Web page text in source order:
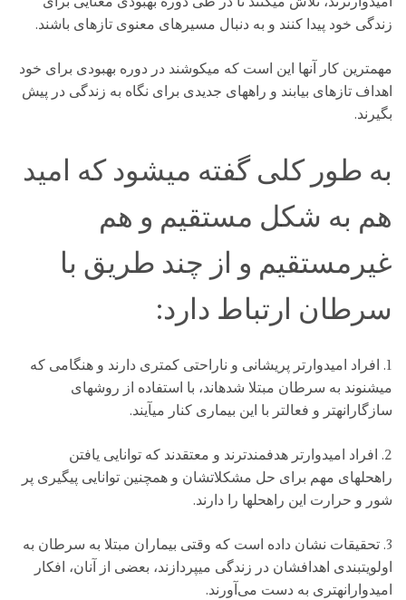
زندگی خود پیدا کنند و به دنبال مسیرهای معنوی تازهای باشند.
مهمترین کار آنها این است که میکوشند در دوره بهبودی برای خود
اهداف تازهای بیابند و راههای جدیدی برای نگاه به زندگی در پیش
بگیرند.
به طور کلی گفته میشود که امید
هم به شکل مستقیم و هم
غیرمستقیم و از چند طریق با
سرطان ارتباط دارد:
1. افراد امیدوارتر پریشانی و ناراحتی کمتری دارند و هنگامی که
میشنوند به سرطان مبتلا شدهاند، با استفاده از روشهای
سازگارانهتر و فعالتر با این بیماری کنار میآیند.
2. افراد امیدوارتر هدفمندترند و معتقدند که توانایی یافتن
راهحلهای مهم برای حل مشکلاتشان و همچنین توانایی پیگیری پر
شور و حرارت این راهحلها را دارند.
3. تحقیقات نشان داده است که وقتی بیماران مبتلا به سرطان به
اولویتبندی اهدافشان در زندگی میپردازند، بعضی از آنان، افکار
امیدوارانهتری به دست می‌‌آورند.